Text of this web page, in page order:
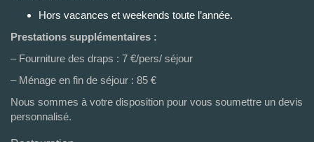
Hors vacances et weekends toute l’année.
Prestations supplémentaires :
– Fourniture des draps : 7 €/pers/ séjour
– Ménage en fin de séjour : 85 €
Nous sommes à votre disposition pour vous soumettre un devis
personnalisé.